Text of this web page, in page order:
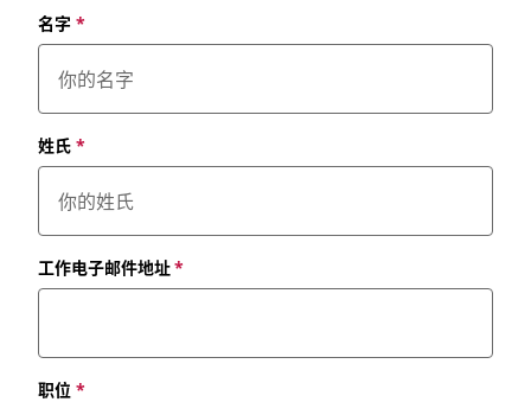
名字*
姓氏*
工作电子邮件地址*
职位 *